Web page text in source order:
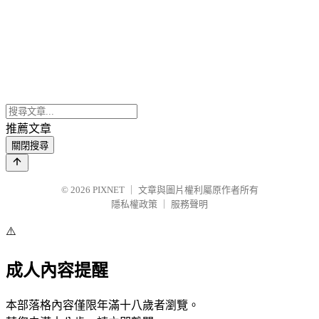
推薦文章
關閉搜尋
© 2026 PIXNET
文章與圖片權利屬原作者所有
隱私權政策
服務聲明
⚠️
成人內容提醒
本部落格內容僅限年滿十八歲者瀏覽。